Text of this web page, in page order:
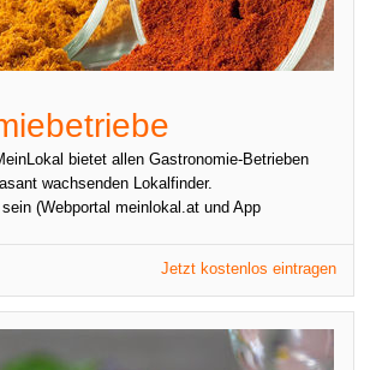
bietet allen Gastronomie-Betrieben
wachsenden Lokalfinder.
(Webportal meinlokal.at und App
Jetzt kostenlos eintragen